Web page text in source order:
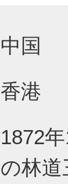
中国
香港
1872
の林